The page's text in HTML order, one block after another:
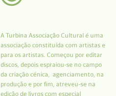
A Turbina Associação Cultural é uma
associação constituída com artistas e
para os artistas. Começou por editar
discos, depois espraiou-se no campo
da criação cénica, agenciamento, na
produção e por fim, atreveu-se na
edição de livros com especial